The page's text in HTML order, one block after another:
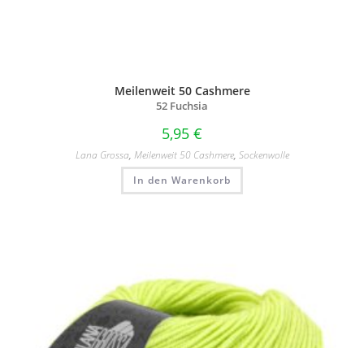
Meilenweit 50 Cashmere
52 Fuchsia
5,95 €
Lana Grossa, Meilenweit 50 Cashmere, Sockenwolle
In den Warenkorb